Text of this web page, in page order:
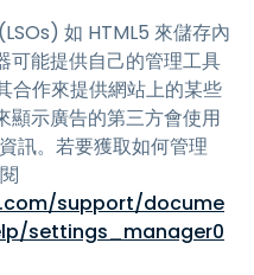
如 HTML5 來儲存內
可能提供自己的管理工具
合作來提供網站上的某些
顯示廣告的第三方會使用
訊。若要獲取如何管理
support/docume
settings_manager0